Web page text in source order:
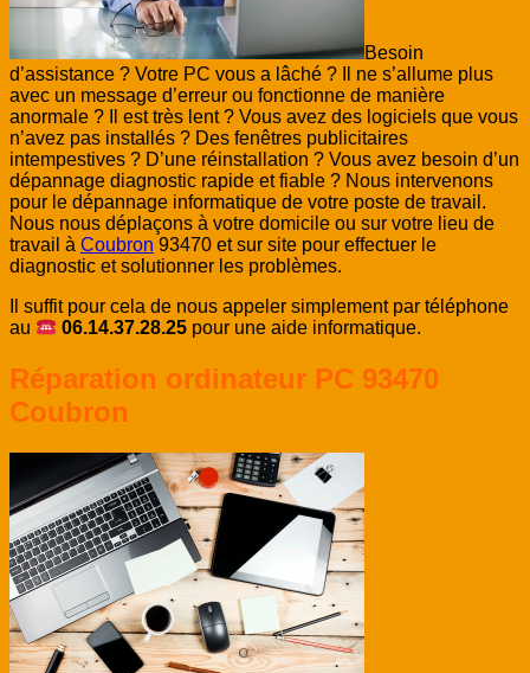
Besoin
d’assistance ? Votre PC vous a lâché ? Il ne s’allume plus
avec un message d’erreur ou fonctionne de manière
anormale ? Il est très lent ? Vous avez des logiciels que vous
n’avez pas installés ? Des fenêtres publicitaires
intempestives ? D’une réinstallation ? Vous avez besoin d’un
dépannage diagnostic rapide et fiable ? Nous intervenons
pour le dépannage informatique de votre poste de travail.
Nous nous déplaçons à votre domicile ou sur votre lieu de
travail à Coubron 93470 et sur site pour effectuer le
diagnostic et solutionner les problèmes.
Il suffit pour cela de nous appeler simplement par téléphone
au
06.14.37.28.25 pour une aide informatique.
Réparation ordinateur PC 93470
Coubron